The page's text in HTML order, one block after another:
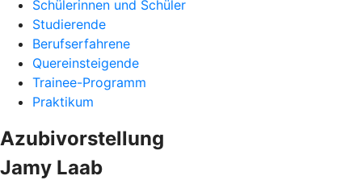
Schülerinnen und Schüler
Studierende
Berufserfahrene
Quereinsteigende
Trainee-Programm
Praktikum
Azubivorstellung
Jamy Laab